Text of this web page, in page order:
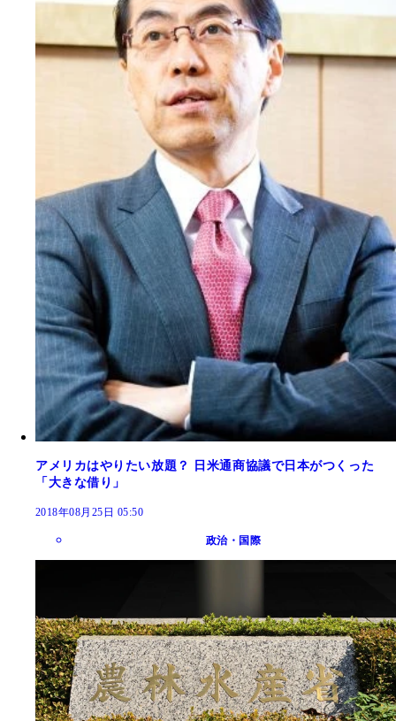
アメリカはやりたい放題？ 日米通商協議で日本がつくった
「大きな借り」
2018年08月25日 05:50
政治・国際